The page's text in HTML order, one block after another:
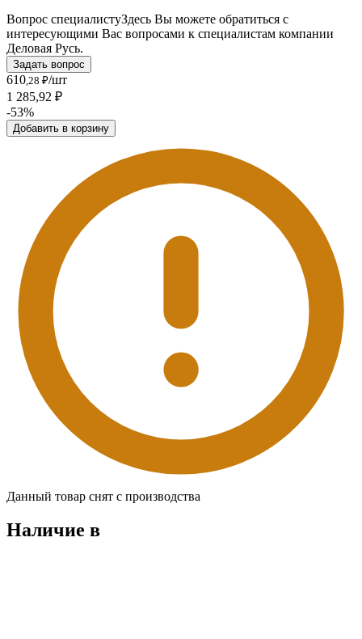
Вопрос специалистуЗдесь Вы можете обратиться с
интересующими Вас вопросами к специалистам компании
Деловая Русь.
Задать вопрос
610 ,28 ₽/шт
1 285,92 ₽
-53%
Добавить в корзину
Данный товар снят с производства
Наличие в